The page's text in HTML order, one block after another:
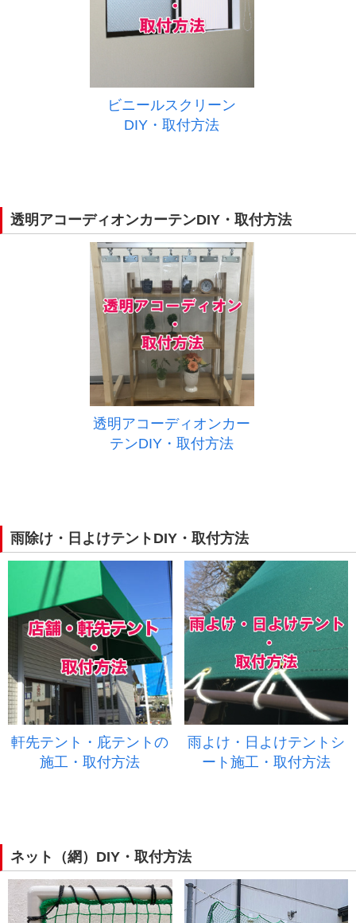
ビニールスクリーン
DIY・取付方法
透明アコーディオンカーテンDIY・取付方法
透明アコーディオンカー
テンDIY・取付方法
雨除け・日よけテントDIY・取付方法
軒先テント・庇テントの
施工・取付方法
雨よけ・日よけテントシ
ート施工・取付方法
ネット（網）DIY・取付方法